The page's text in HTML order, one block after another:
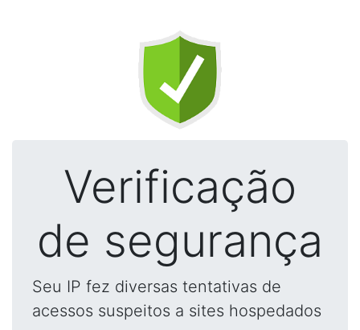
Verificação
de segurança
Seu IP fez diversas tentativas de
acessos suspeitos a sites hospedados